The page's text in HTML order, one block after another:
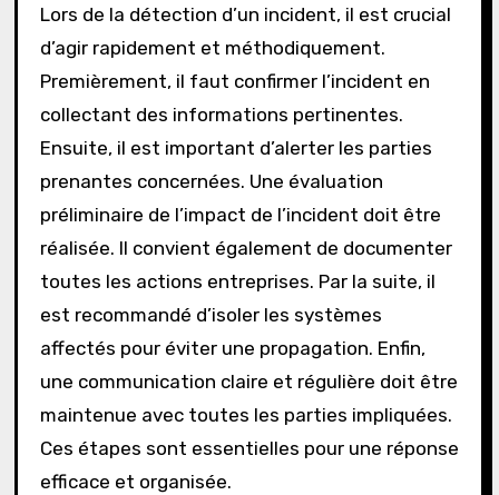
Lors de la détection d’un incident, il est crucial
d’agir rapidement et méthodiquement.
Premièrement, il faut confirmer l’incident en
collectant des informations pertinentes.
Ensuite, il est important d’alerter les parties
prenantes concernées. Une évaluation
préliminaire de l’impact de l’incident doit être
réalisée. Il convient également de documenter
toutes les actions entreprises. Par la suite, il
est recommandé d’isoler les systèmes
affectés pour éviter une propagation. Enfin,
une communication claire et régulière doit être
maintenue avec toutes les parties impliquées.
Ces étapes sont essentielles pour une réponse
efficace et organisée.